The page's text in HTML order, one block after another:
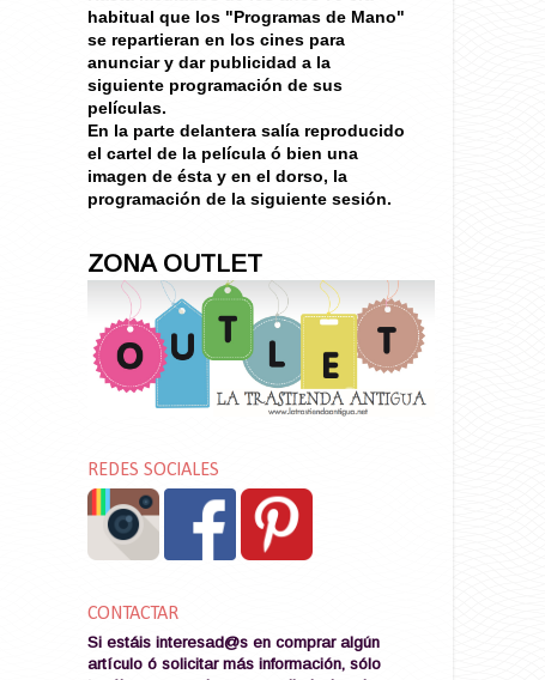
habitual que los "Programas de Mano"
se repartieran en los cines para
anunciar y dar publicidad a la
siguiente programación de sus
películas.
En la parte delantera salía reproducido
el cartel de la película ó bien una
imagen de ésta y en el dorso, la
programación de la siguiente sesión.
ZONA OUTLET
REDES SOCIALES
CONTACTAR
Si estáis interesad@s en comprar algún
artículo ó solicitar más información, sólo